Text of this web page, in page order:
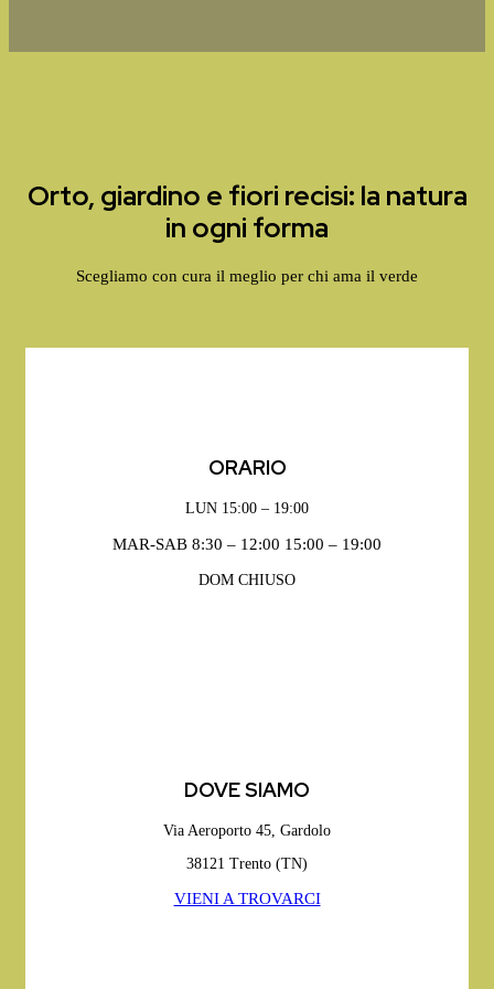
Orto, giardino e fiori recisi: la natura
in ogni forma
Scegliamo con cura il meglio per chi ama il verde
ORARIO
LUN 15:00 – 19:00
MAR-SAB 8:30 – 12:00 15:00 – 19:00
DOM CHIUSO
DOVE SIAMO
Via Aeroporto 45, Gardolo
38121 Trento (TN)
VIENI A TROVARCI